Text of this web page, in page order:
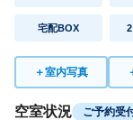
宅配BOX
＋室内写真
空室状況 ご予約受